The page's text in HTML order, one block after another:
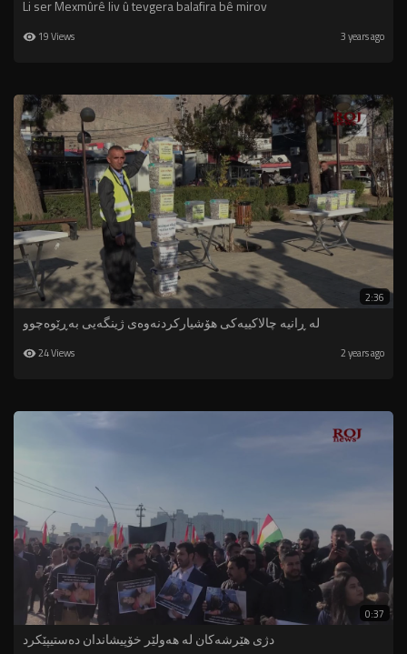
Li ser Mexmûrê liv û tevgera balafira bê mirov
19 Views 3 years ago
2:36
لە ڕانیە چالاکییەکی هۆشیارکردنەوەی ژینگەیی بەڕێوەچوو
24 Views 2 years ago
0:37
دژى هێرشەکان لە هەولێر خۆپیشاندان دەستیپێکرد